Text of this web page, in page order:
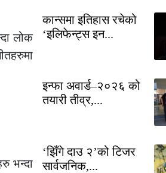
लोक
भन्दा
कान्समा इतिहास रचेको
‘इलिफेन्ट्स इन...
इन्फा अवार्ड–२०२६ को
तयारी तीव्र,...
‘झिँगे दाउ २’को टिजर
सार्वजनिक,...